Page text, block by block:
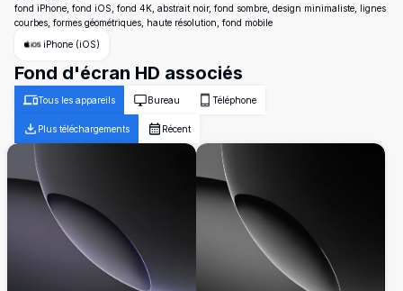
fond iPhone, fond iOS, fond 4K, abstrait noir, fond sombre, design minimaliste, lignes
courbes, formes géométriques, haute résolution, fond mobile
iPhone (iOS)
Fond d'écran HD associés
Tous les appareils Bureau Téléphone
Plus téléchargements Récent